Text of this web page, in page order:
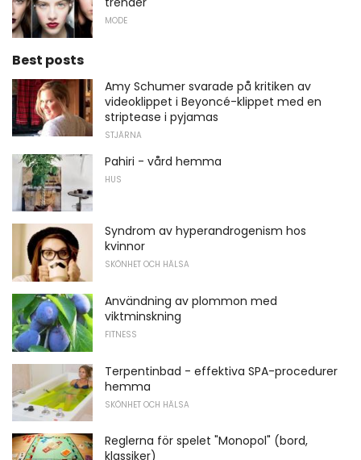
MODE
Best posts
Amy Schumer svarade på kritiken av
videoklippet i Beyoncé-klippet med en
striptease i pyjamas
STJÄRNA
Pahiri - vård hemma
HUS
Syndrom av hyperandrogenism hos
kvinnor
SKÖNHET OCH HÄLSA
Användning av plommon med
viktminskning
FITNESS
Terpentinbad - effektiva SPA-procedurer
hemma
SKÖNHET OCH HÄLSA
Reglerna för spelet "Monopol" (bord,
klassiker)